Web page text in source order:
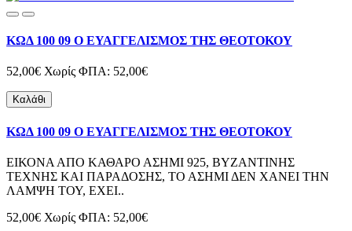
ΚΩΔ 100 09 Ο ΕΥΑΓΓΕΛΙΣΜΟΣ ΤΗΣ ΘΕΟΤΟΚΟΥ
52,00€ Χωρίς ΦΠΑ: 52,00€
Καλάθι
ΚΩΔ 100 09 Ο ΕΥΑΓΓΕΛΙΣΜΟΣ ΤΗΣ ΘΕΟΤΟΚΟΥ
ΕΙΚΟΝΑ ΑΠΟ ΚΑΘΑΡΟ ΑΣΗΜΙ 925, ΒΥΖΑΝΤΙΝΗΣ
ΤΕΧΝΗΣ ΚΑΙ ΠΑΡΑΔΟΣΗΣ, ΤΟ ΑΣΗΜΙ ΔΕΝ ΧΑΝΕΙ ΤΗΝ
ΛΑΜΨΗ ΤΟΥ, ΕΧΕΙ..
52,00€ Χωρίς ΦΠΑ: 52,00€